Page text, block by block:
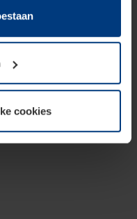
cookies op uw
is. Voor alle andere
benodigd. Uw
bij de uitleg van de
cookies